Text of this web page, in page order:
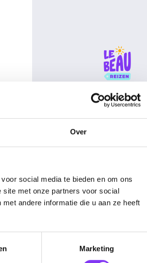
Over
social media te bieden en om ons
site met onze partners voor social
andere informatie die u aan ze heeft
Marketing